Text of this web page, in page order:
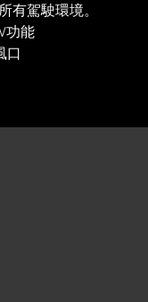
有駕駛環境。
功能
口